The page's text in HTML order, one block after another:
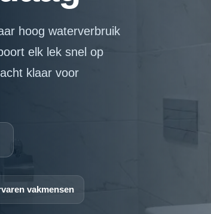
hoog waterverbruik
elk lek snel op
klaar voor
vakmensen